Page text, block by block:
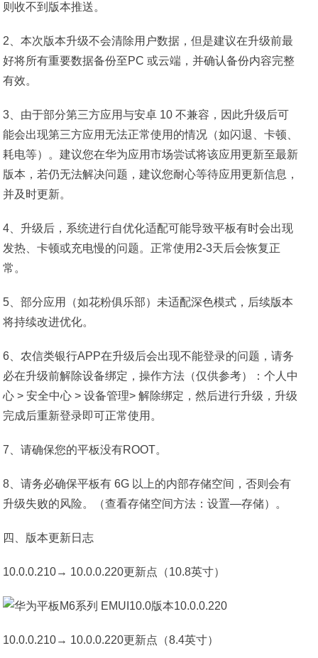
则收不到版本推送。
2、本次版本升级不会清除用户数据，但是建议在升级前最
好将所有重要数据备份至PC 或云端，并确认备份内容完整
有效。
3、由于部分第三方应用与安卓 10 不兼容，因此升级后可
能会出现第三方应用无法正常使用的情况（如闪退、卡顿、
耗电等）。建议您在华为应用市场尝试将该应用更新至最新
版本，若仍无法解决问题，建议您耐心等待应用更新信息，
并及时更新。
4、升级后，系统进行自优化适配可能导致平板有时会出现
发热、卡顿或充电慢的问题。正常使用2-3天后会恢复正
常。
5、部分应用（如花粉俱乐部）未适配深色模式，后续版本
将持续改进优化。
6、农信类银行APP在升级后会出现不能登录的问题，请务
必在升级前解除设备绑定，操作方法（仅供参考）：个人中
心 > 安全中心 > 设备管理> 解除绑定，然后进行升级，升级
完成后重新登录即可正常使用。
7、请确保您的平板没有ROOT。
8、请务必确保平板有 6G 以上的内部存储空间，否则会有
升级失败的风险。（查看存储空间方法：设置—存储）。
四、版本更新日志
10.0.0.210→ 10.0.0.220更新点（10.8英寸）
10.0.0.210→ 10.0.0.220更新点（8.4英寸）